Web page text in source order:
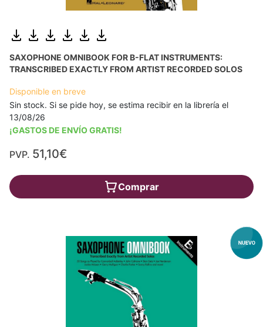
SAXOPHONE OMNIBOOK FOR B-FLAT INSTRUMENTS:
TRANSCRIBED EXACTLY FROM ARTIST RECORDED SOLOS
Disponible en breve
Sin stock. Si se pide hoy, se estima recibir en la librería el
13/08/26
¡GASTOS DE ENVÍO GRATIS!
PVP. 51,10€
Comprar